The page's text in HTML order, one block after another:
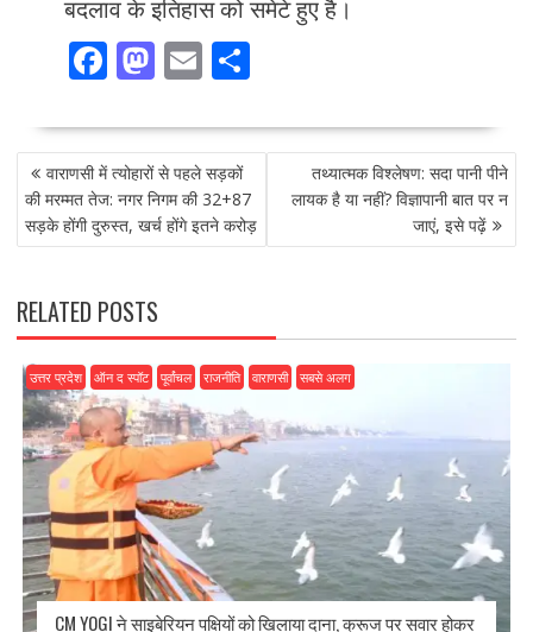
बदलाव के इतिहास को समेटे हुए है।
F
e
b
o
o
k
M
to
d
o
n
E
ai
l
S
ar
POST
NAVIGATION
वाराणसी में त्योहारों से पहले सड़कों
की मरम्मत तेज: नगर निगम की 32+87
सड़के होंगी दुरुस्त, खर्च होंगे इतने करोड़
तथ्यात्मक विश्लेषण: सदा पानी पीने
लायक है या नहीं? विज्ञापानी बात पर न
जाएं, इसे पढ़ें
RELATED POSTS
उत्तर प्रदेश ऑन द स्पॉट पूर्वांचल राजनीति वाराणसी सबसे अलग
CM YOGI ने साइबेरियन पक्षियों को खिलाया दाना, क्रूज पर सवार होकर